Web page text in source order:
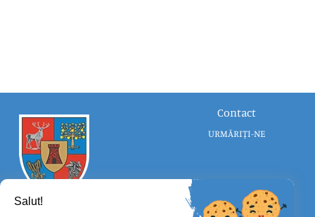
Contact
URMĂRIȚI-NE
Salut!